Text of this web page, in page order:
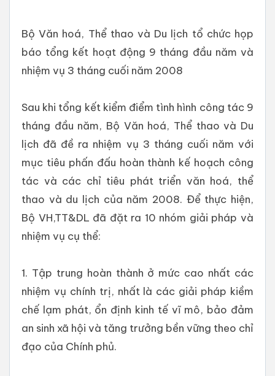
Bộ Văn hoá, Thể thao và Du lịch tổ chức họp
báo tổng kết hoạt động 9 tháng đầu năm và
nhiệm vụ 3 tháng cuối năm 2008
Sau khi tổng kết kiểm điểm tình hình công tác 9
tháng đầu năm, Bộ Văn hoá, Thể thao và Du
lịch đã đề ra nhiệm vụ 3 tháng cuối năm với
mục tiêu phấn đấu hoàn thành kế hoạch công
tác và các chỉ tiêu phát triển văn hoá, thể
thao và du lịch của năm 2008. Để thực hiện,
Bộ VH,TT&DL đã đặt ra 10 nhóm giải pháp và
nhiệm vụ cụ thể:
1. Tập trung hoàn thành ở mức cao nhất các
nhiệm vụ chính trị, nhất là các giải pháp kiềm
chế lạm phát, ổn định kinh tế vĩ mô, bảo đảm
an sinh xã hội và tăng trưởng bền vững theo chỉ
đạo của Chính phủ.